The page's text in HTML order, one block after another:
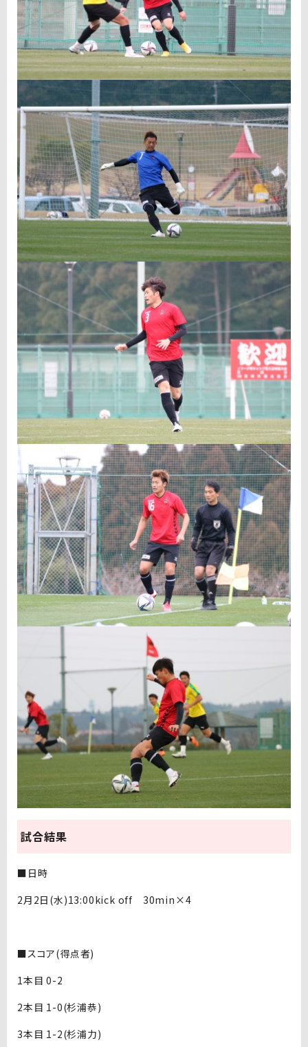
試合結果
■日時
2月2日(水)13:00kick off 30min×4
■スコア(得点者)
1本目 0-2
2本目 1-0(杉浦恭)
3本目 1-2(杉浦力)